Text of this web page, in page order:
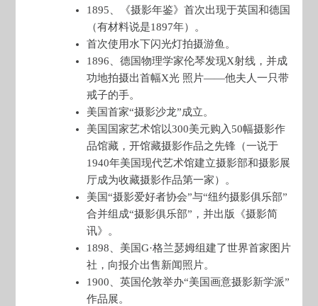
1895、《摄影年鉴》首次出现于英国和德国
（有材料说是1897年）。
首次使用水下闪光灯拍摄游鱼。
1896、德国物理学家伦琴发现X射线，并成
功地拍摄出首幅X光 照片——他夫人一只带
戒子的手。
美国首家“摄影沙龙”成立。
美国国家艺术馆以300美元购入50幅摄影作
品馆藏，开馆藏摄影作品之先锋（一说于
1940年美国现代艺术馆建立摄影部和摄影展
厅成为收藏摄影作品第一家）。
美国“摄影爱好者协会”与“纽约摄影俱乐部”
合并组成“摄影俱乐部”，并出版《摄影简
讯》。
1898、美国G·格兰瑟姆组建了世界首家图片
社，向报介出售新闻照片。
1900、英国伦敦举办“美国画意摄影新学派”
作品展。